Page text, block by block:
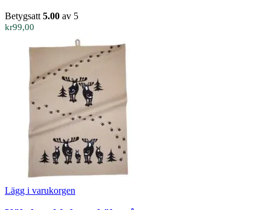
Betygsatt 5.00 av 5
kr99,00
Lägg i varukorgen